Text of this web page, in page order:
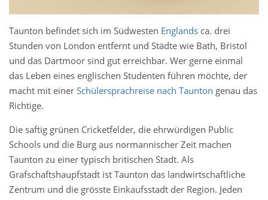
Taunton befindet sich im Südwesten Englands ca. drei
Stunden von London entfernt und Städte wie Bath, Bristol
und das Dartmoor sind gut erreichbar. Wer gerne einmal
das Leben eines englischen Studenten führen möchte, der
macht mit einer Schülersprachreise nach Taunton genau das
Richtige.
Die saftig grünen Cricketfelder, die ehrwürdigen Public
Schools und die Burg aus normannischer Zeit machen
Taunton zu einer typisch britischen Stadt. Als
Grafschaftshaupfstadt ist Taunton das landwirtschaftliche
Zentrum und die grösste Einkaufsstadt der Region. Jeden